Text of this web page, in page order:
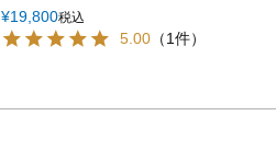
¥19,800税込
5.00 （1件）